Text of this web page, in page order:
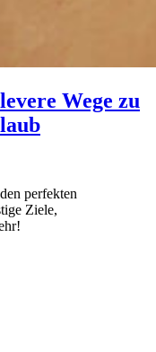
Wege zu
perfekten
Ziele,